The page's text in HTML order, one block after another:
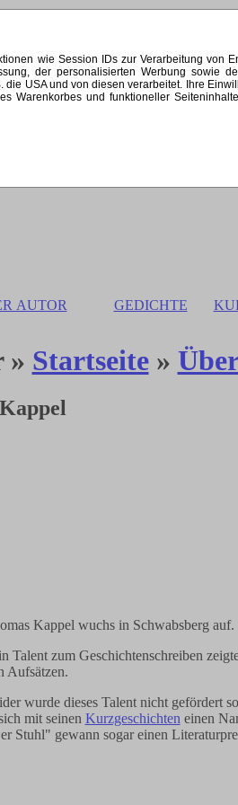
wie Session IDs zur Verarbeitung von
der personalisierten Werbung
USA und von diesen verarbeitet. Ihre
und funktioneller
AUTOR GEDICHTE
» Startseite»
Kappel wuchs in Schwabsberg auf.
Talent zum Geschichtenschreiben
Aufsätzen.
wurde dieses Talent nicht gefördert
mit seinen Kurzgeschichten einen
Stuhl" gewann sogar einen